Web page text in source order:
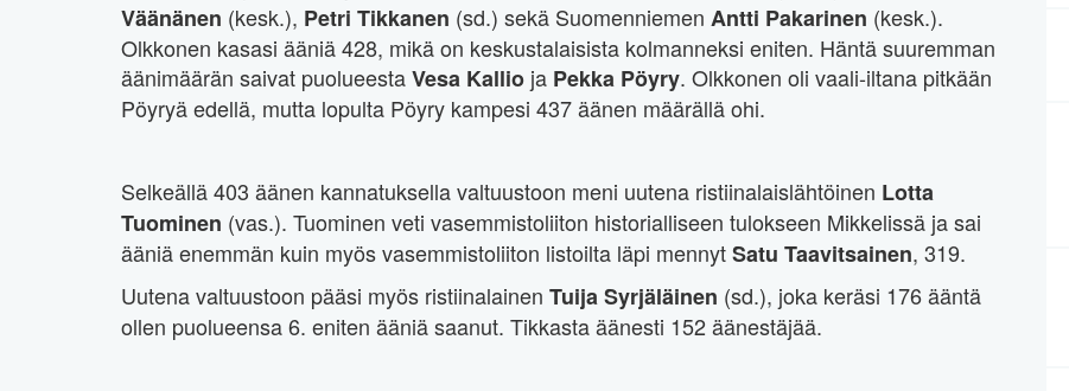
Väänänen (kesk.), Petri Tikkanen (sd.) sekä Suomenniemen Antti Pakarinen (kesk.).
Olkkonen kasasi ääniä 428, mikä on keskustalaisista kolmanneksi eniten. Häntä suuremman
äänimäärän saivat puolueestaVesa Kallio ja Pekka Pöyry. Olkkonen oli vaali-iltana pitkään
Pöyryä edellä, mutta lopulta Pöyry kampesi 437 äänen määrällä ohi.
Selkeällä 403 äänen kannatuksella valtuustoon meni uutena ristiinalaislähtöinen Lotta
Tuominen (vas.). Tuominen veti vasemmistoliiton historialliseen tulokseen Mikkelissä ja sai
ääniä enemmän kuin myös vasemmistoliiton listoilta läpi mennytSatu Taavitsainen, 319.
Uutena valtuustoon pääsi myös ristiinalainen Tuija Syrjäläinen (sd.), joka keräsi 176 ääntä
ollen puolueensa 6. eniten ääniä saanut. Tikkasta äänesti 152 äänestäjää.